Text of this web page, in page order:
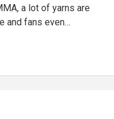
a lot of yarns are
and fans even…